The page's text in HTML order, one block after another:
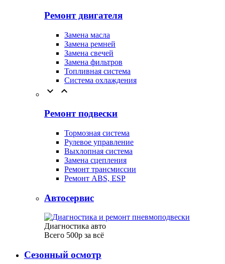
Ремонт двигателя
Замена масла
Замена ремней
Замена свечей
Замена фильтров
Топливная система
Система охлаждения
 
Ремонт подвески
Тормозная система
Рулевое управление
Выхлопная система
Замена сцепления
Ремонт трансмиссии
Ремонт ABS, ESP
Автосервис
Диагностика авто
Всего 500р за всё
Сезонный осмотр